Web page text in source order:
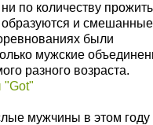
по количеству
и
были
мужские
разного возраста.
мужчины в этом году